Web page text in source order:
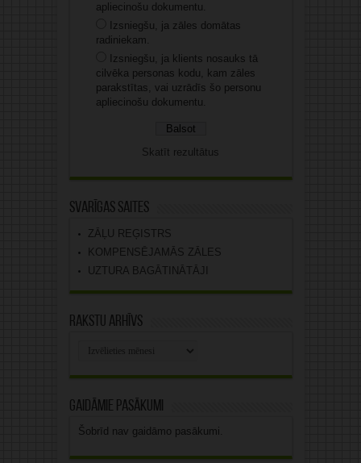
apliecinošu dokumentu.
Izsniegšu, ja zāles domātas
radiniekam.
Izsniegšu, ja klients nosauks tā
cilvēka personas kodu, kam zāles
parakstītas, vai uzrādīs šo personu
apliecinošu dokumentu.
Skatīt rezultātus
Svarīgas saites
ZĀĻU REĢISTRS
KOMPENSĒJAMĀS ZĀLES
UZTURA BAGĀTINĀTĀJI
Rakstu arhīvs
Gaidāmie pasākumi
Šobrīd nav gaidāmo pasākumi.